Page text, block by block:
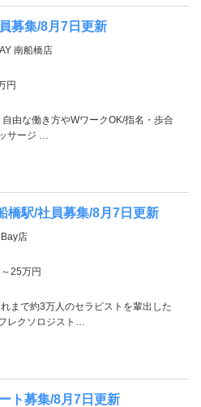
募集/8月7日更新
南船橋店
円
由な働き方やWワークOK/指名・歩合
サージ …
橋駅/社員募集/8月7日更新
店
25万円
まで約3万人のセラピストを輩出した
レクソロジスト…
ト募集/8月7日更新